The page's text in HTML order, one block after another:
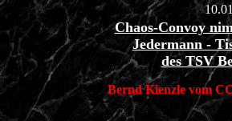
Chaos-Convoy
Jedermann -
des TSV
Bernd Kienzle vom